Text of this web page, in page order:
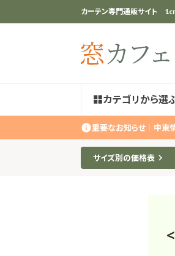
カーテン専門通販サイト
カテゴリから選
重要なお知らせ 中東
サイズ別の価格表